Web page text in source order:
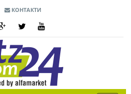
КОНТАКТИ